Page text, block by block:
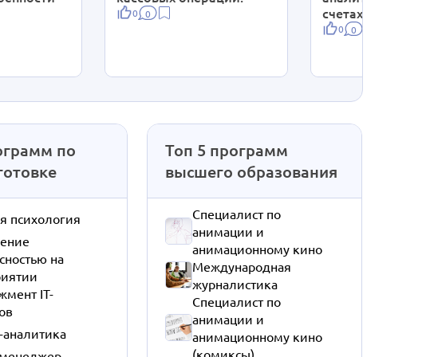
0 0
счетах
0 0
по
психология
на
IT-
аналитика
Топ 5 программ
высшего образования
Специалист по
анимации и
анимационному кино
Международная
журналистика
Специалист по
анимации и
анимационному кино
(комиксы)